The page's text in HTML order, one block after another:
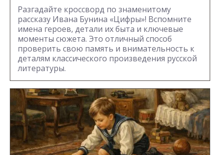
Разгадайте кроссворд по знаменитому
рассказу Ивана Бунина «Цифры»! Вспомните
имена героев, детали их быта и ключевые
моменты сюжета. Это отличный способ
проверить свою память и внимательность к
деталям классического произведения русской
литературы.